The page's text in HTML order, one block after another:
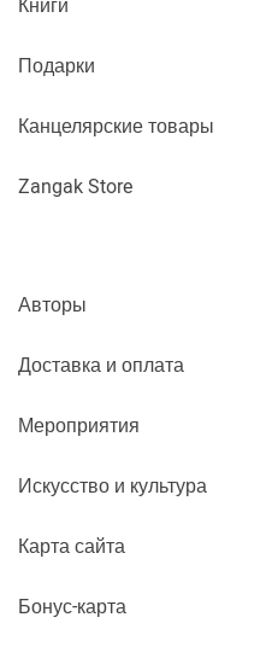
Книги
Подарки
Канцелярские товары
Zangak Store
Авторы
Доставка и оплата
Мероприятия
Искусство и культура
Карта сайта
Бонус-карта